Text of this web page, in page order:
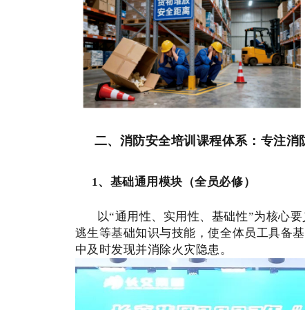
二、消防安全培训课程体系：专注消
1、基础通用模块（全员必修）
以“通用性、实用性、基础性”为核心
逃生等基础知识与技能，使全体员工具备
中及时发现并消除火灾隐患。